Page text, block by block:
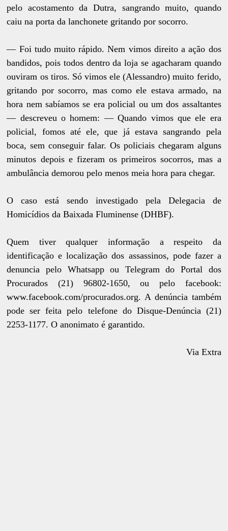
pelo acostamento da Dutra, sangrando muito, quando
caiu na porta da lanchonete gritando por socorro.
— Foi tudo muito rápido. Nem vimos direito a ação dos
bandidos, pois todos dentro da loja se agacharam quando
ouviram os tiros. Só vimos ele (Alessandro) muito ferido,
gritando por socorro, mas como ele estava armado, na
hora nem sabíamos se era policial ou um dos assaltantes
— descreveu o homem: — Quando vimos que ele era
policial, fomos até ele, que já estava sangrando pela
boca, sem conseguir falar. Os policiais chegaram alguns
minutos depois e fizeram os primeiros socorros, mas a
ambulância demorou pelo menos meia hora para chegar.
O caso está sendo investigado pela Delegacia de
Homicídios da Baixada Fluminense (DHBF).
Quem tiver qualquer informação a respeito da
identificação e localização dos assassinos, pode fazer a
denuncia pelo Whatsapp ou Telegram do Portal dos
Procurados (21) 96802-1650, ou pelo facebook:
www.facebook.com/procurados.org. A denúncia também
pode ser feita pelo telefone do Disque-Denúncia (21)
2253-1177. O anonimato é garantido.
Via Extra